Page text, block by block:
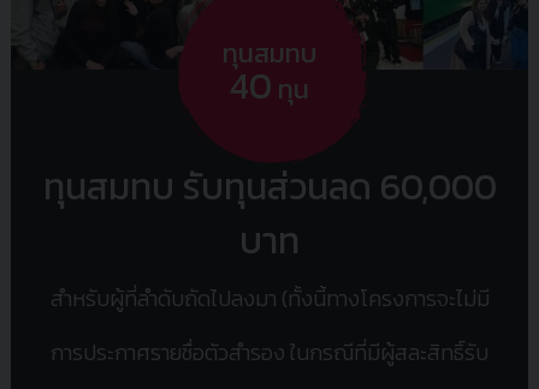
ทุนสมทบ รับทุนส่วนลด 60,000
บาท
สำหรับผู้ที่ลำดับถัดไปลงมา (ทั้งนี้ทางโครงการจะไม่มี
การประกาศรายชื่อตัวสำรอง ในกรณีที่มีผู้สละสิทธิ์รับ
ทุนสมทบ
40ทุน